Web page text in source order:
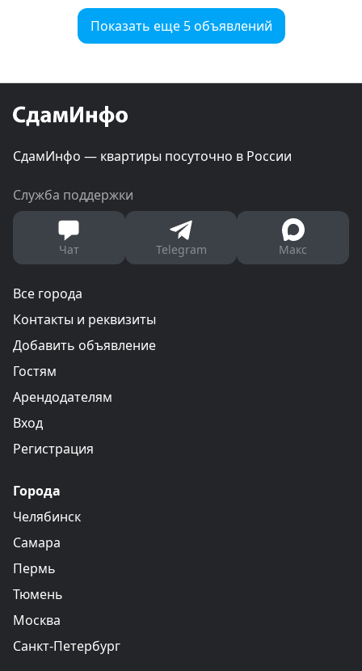
Показать еще 5 объявлений
СдамИнфо — квартиры посуточно в России
Служба поддержки
Чат Telegram Макс
Все города
Контакты и реквизиты
Добавить объявление
Гостям
Арендодателям
Вход
Регистрация
Города
Челябинск
Самара
Пермь
Тюмень
Москва
Санкт-Петербург